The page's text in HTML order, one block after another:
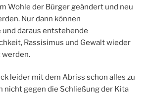
Wohle der Bürger geändert und neu
Nur dann können
daraus entstehende
Rassisimus und Gewalt wieder
leider mit dem Abriss schon alles zu
nicht gegen die Schließung der Kita